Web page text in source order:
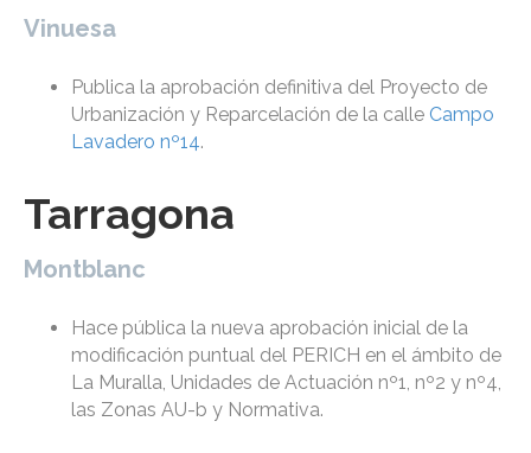
Vinuesa
Publica la aprobación definitiva del Proyecto de
Urbanización y Reparcelación de la calle Campo
Lavadero nº14.
Tarragona
Montblanc
Hace pública la nueva aprobación inicial de la
modificación puntual del PERICH en el ámbito de
La Muralla, Unidades de Actuación nº1, nº2 y nº4,
las Zonas AU-b y Normativa.